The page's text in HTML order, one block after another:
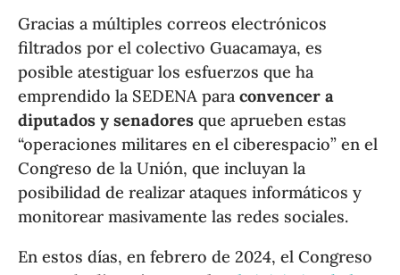
Gracias a múltiples correos electrónicos
filtrados por el colectivo Guacamaya, es
posible atestiguar los esfuerzos que ha
emprendido la SEDENA paraconvencer a
diputados y senadores que aprueben estas
“operaciones militares en el ciberespacio” en el
Congreso de la Unión, que incluyan la
posibilidad de realizar ataques informáticos y
monitorear masivamente las redes sociales.
En estos días, en febrero de 2024, el Congreso